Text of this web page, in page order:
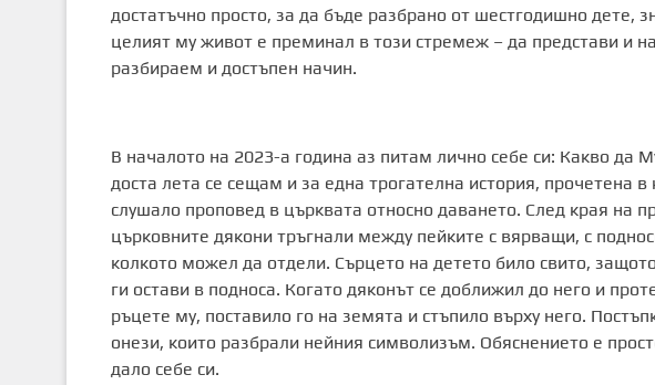
достатъчно просто, за да бъде разбрано от шестгодишно дете,
целият му живот е преминал в този стремеж – да представи и
разбираем и достъпен начин.
В началото на 2023-а година аз питам лично себе си: Какво да
доста лета се сещам и за една трогателна история, прочетена
слушало проповед в църквата относно даването. След края на
църковните дякони тръгнали между пейките с вярващи, с
колкото можел да отдели. Сърцето на детето било свито,
ги остави в подноса. Когато дяконът се доближил до него и
ръцете му, поставило го на земята и стъпило върху него.
онези, които разбрали нейния символизъм. Обяснението е
дало себе си.